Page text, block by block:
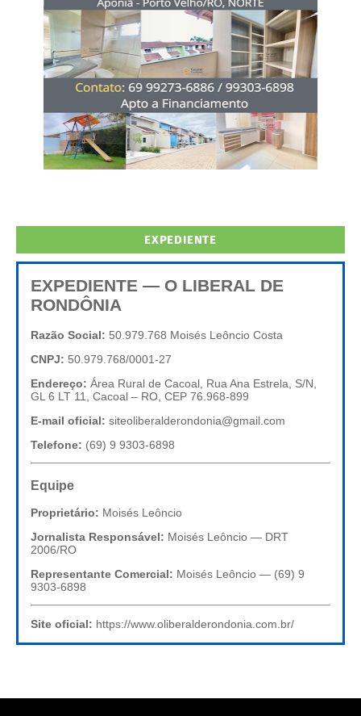
EXPEDIENTE
EXPEDIENTE — O LIBERAL DE
RONDÔNIA
Razão Social: 50.979.768 Moisés Leôncio Costa
CNPJ: 50.979.768/0001-27
Endereço: Área Rural de Cacoal, Rua Ana Estrela, S/N,
GL 6 LT 11, Cacoal – RO, CEP 76.968-899
E-mail oficial: siteoliberalderondonia@gmail.com
Telefone: (69) 9 9303-6898
Equipe
Proprietário: Moisés Leôncio
Jornalista Responsável: Moisés Leôncio — DRT
2006/RO
Representante Comercial: Moisés Leôncio — (69) 9
9303-6898
Site oficial: https://www.oliberalderondonia.com.br/